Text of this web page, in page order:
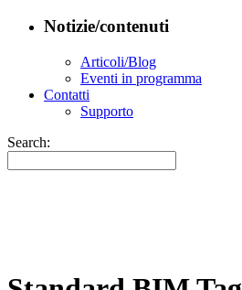
Notizie/contenuti
Articoli/Blog
Eventi in programma
Contatti
Supporto
Search: